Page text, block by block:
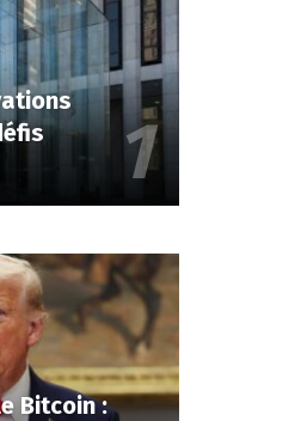
Bitcoin :